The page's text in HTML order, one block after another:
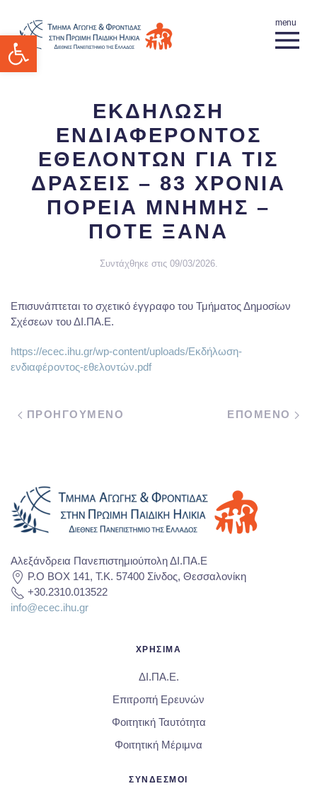
Ανοίξτε τη γραμμή εργαλείων
ΕΚΔΗΛΩΣΗ
ΕΝΔΙΑΦΕΡΟΝΤΟΣ
ΕΘΕΛΟΝΤΩΝ ΓΙΑ ΤΙΣ
ΔΡΑΣΕΙΣ – 83 ΧΡΟΝΙΑ
ΠΟΡΕΙΑ ΜΝΗΜΗΣ –
ΠΟΤΕ ΞΑΝΑ
Συντάχθηκε στις 09/03/2026.
Επισυνάπτεται το σχετικό έγγραφο του Τμήματος Δημοσίων
Σχέσεων του ΔΙ.ΠΑ.Ε.
https://ecec.ihu.gr/wp-content/uploads/Εκδήλωση-
ενδιαφέροντος-εθελοντών.pdf
ΠΡΟΗΓΟΥΜΕΝΟ ΕΠΟΜΕΝΟ
Αλεξάνδρεια Πανεπιστημιούπολη ΔΙ.ΠΑ.Ε
P.O BOX 141, T.K. 57400 Σίνδος, Θεσσαλονίκη
+30.2310.013522
info@ecec.ihu.gr
ΧΡΗΣΙΜΑ
ΔΙ.ΠΑ.Ε.
Επιτροπή Ερευνών
Φοιτητική Ταυτότητα
Φοιτητική Μέριμνα
ΣΥΝΔΕΣΜΟΙ